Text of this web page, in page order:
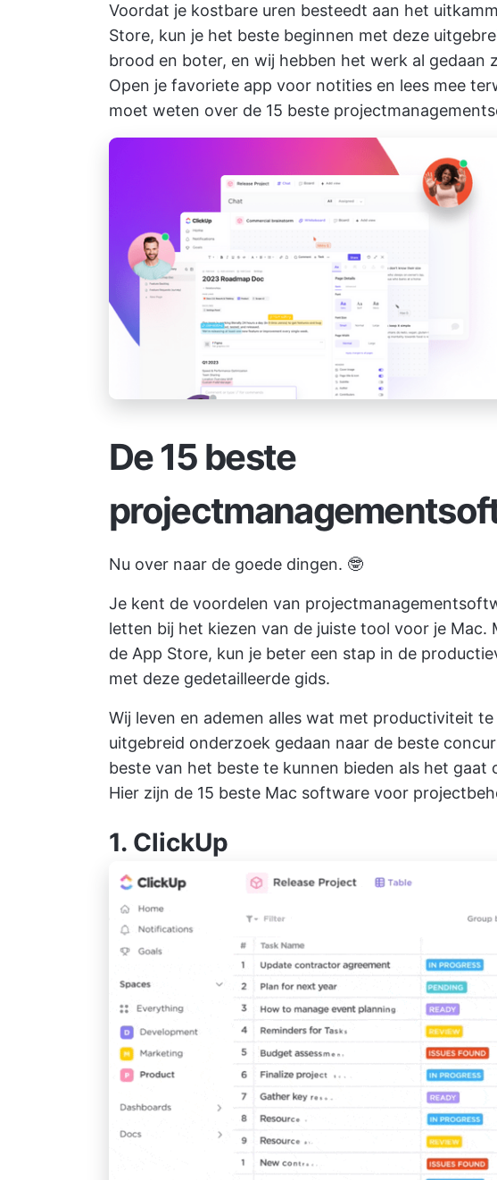
Voordat je kostbare uren besteedt aan het
Store, kun je het beste beginnen met deze
brood en boter, en wij hebben het werk al gedaan
Open je favoriete app voor notities en lees mee
moet weten over de 15 beste
De 15 beste
Nu over naar de goede dingen. 🤓
Je kent de voordelen van
letten bij het kiezen van de juiste tool voor je Mac.
de App Store, kun je beter een stap in de
met deze gedetailleerde gids.
Wij leven en ademen alles wat met productiviteit
uitgebreid onderzoek gedaan naar de beste
beste van het beste te kunnen bieden als het
Hier zijn de 15 beste Mac software voor
1. ClickUp